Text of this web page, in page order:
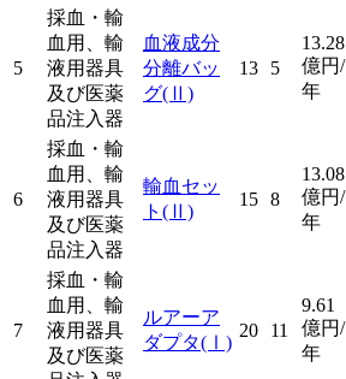
5
採血・輸
血用、輸
液用器具
及び医薬
品注入器
血液成分
分離バッ
グ(Ⅱ)
13 5
13.28
億円/
年
6
採血・輸
血用、輸
液用器具
及び医薬
品注入器
輸血セッ
ト (Ⅱ)
15 8
13.08
億円/
年
7
採血・輸
血用、輸
液用器具
及び医薬
ルアーア
ダプタ(Ⅰ)
20 11
9.61
億円/
年